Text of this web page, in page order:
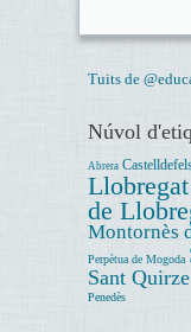
Tuits de
Núvol
Abrera
Llobregat
de
Montornès
Perpètua de Mogoda
Sant
Penedès